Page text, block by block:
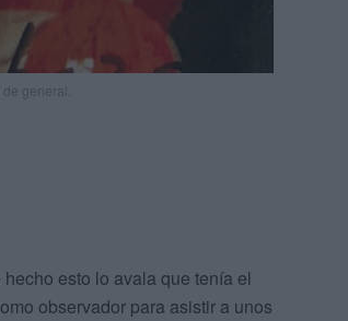
general.
esto lo avala que tenía el
observador para asistir a unos